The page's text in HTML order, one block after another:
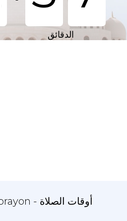
الدقائق
المدينة 1 Mikrorayon - أوقات الصلاة